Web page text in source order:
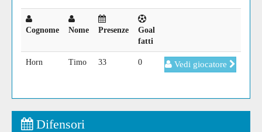
Cognome Nome Presenze
Goal
fatti
Horn Timo 33 0 Vedi giocatore
Difensori